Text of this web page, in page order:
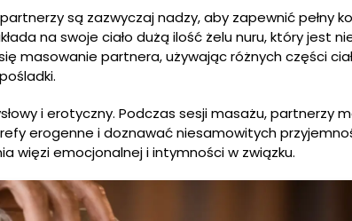
są zazwyczaj nadzy, aby zapewnić pełny
na swoje ciało dużą ilość żelu nuru, który jest
masowanie partnera, używając różnych części
i erotyczny. Podczas sesji masażu, partnerzy
erogenne i doznawać niesamowitych
więzi emocjonalnej i intymności w związku.